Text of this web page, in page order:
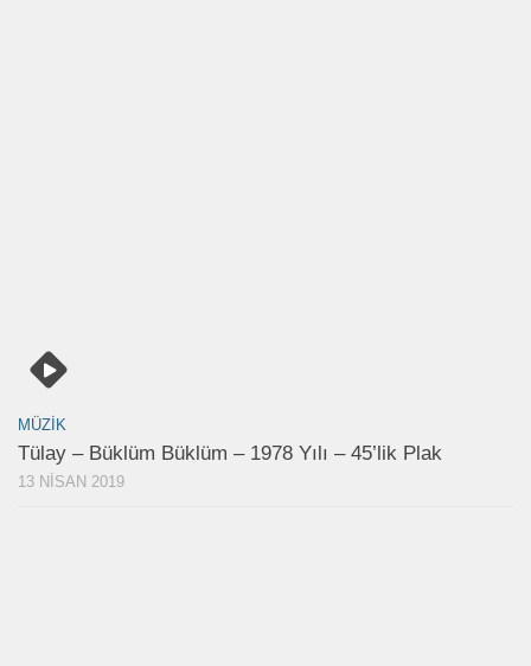
MÜZIK
Tülay – Büklüm Büklüm – 1978 Yılı – 45’lik Plak
13 NISAN 2019